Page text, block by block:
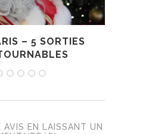
– 5 SORTIES
AVIS EN LAISSANT UN